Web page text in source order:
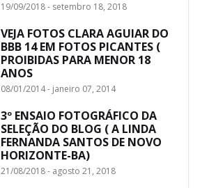
19/09/2018 - setembro 18, 2018
VEJA FOTOS CLARA AGUIAR DO
BBB 14 EM FOTOS PICANTES (
PROIBIDAS PARA MENOR 18
ANOS
08/01/2014 - janeiro 07, 2014
3º ENSAIO FOTOGRÁFICO DA
SELEÇÃO DO BLOG ( A LINDA
FERNANDA SANTOS DE NOVO
HORIZONTE-BA)
21/08/2018 - agosto 21, 2018